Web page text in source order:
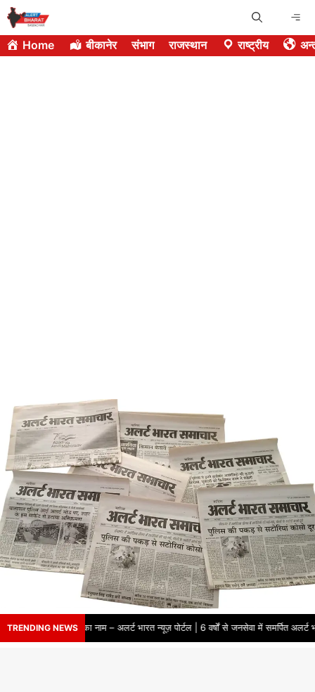
Skip
to
content
Home बीकानेर संभाग राजस्थान राष्ट्रीय
TRENDING NEWS
से भरोसे का नाम – अलर्ट भारत न्यूज़ पोर्टल | 6 वर्षों से जनसेवा में समर्पित अलर्ट भारत